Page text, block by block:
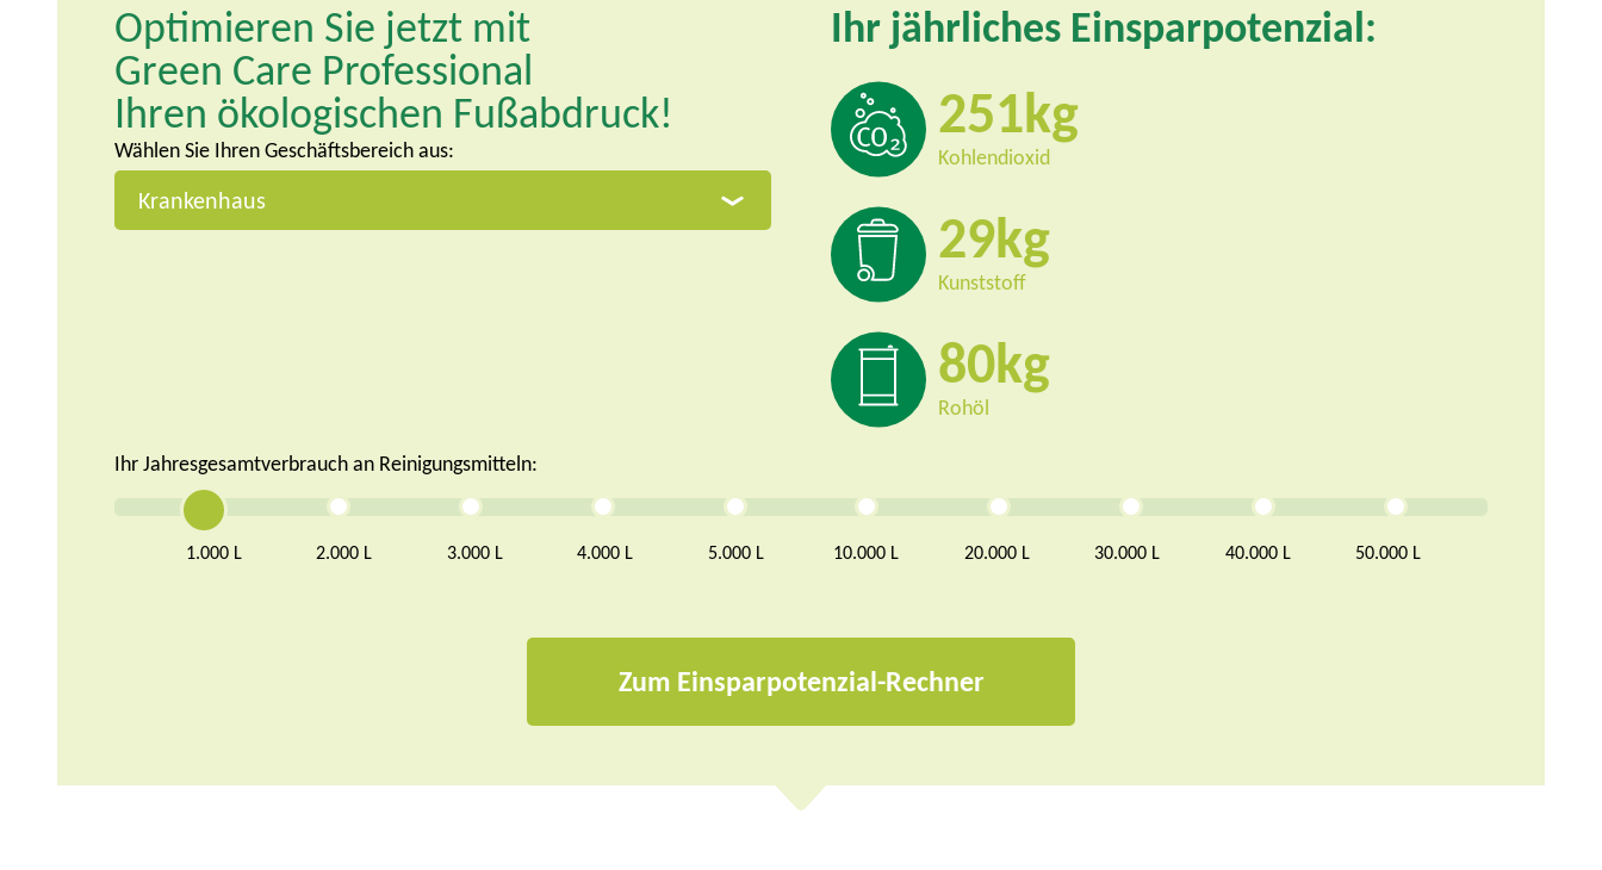
Optimieren Sie jetzt mit
Green Care Professional
Ihren ökologischen Fußabdruck!
Wählen Sie Ihren Geschäftsbereich aus:
Ihr jährliches Einsparpotenzial:
251
Kohlendioxid
29
Kunststoff
80
Rohöl
Ihr Jahresgesamtverbrauch an Reinigungsmitteln:
1.000 L 2.000 L 3.000 L 4.000 L 5.000 L 10.000 L 20.000 L 30.000 L 40.000 L 50.000 L
Zum Einsparpotenzial-Rechner